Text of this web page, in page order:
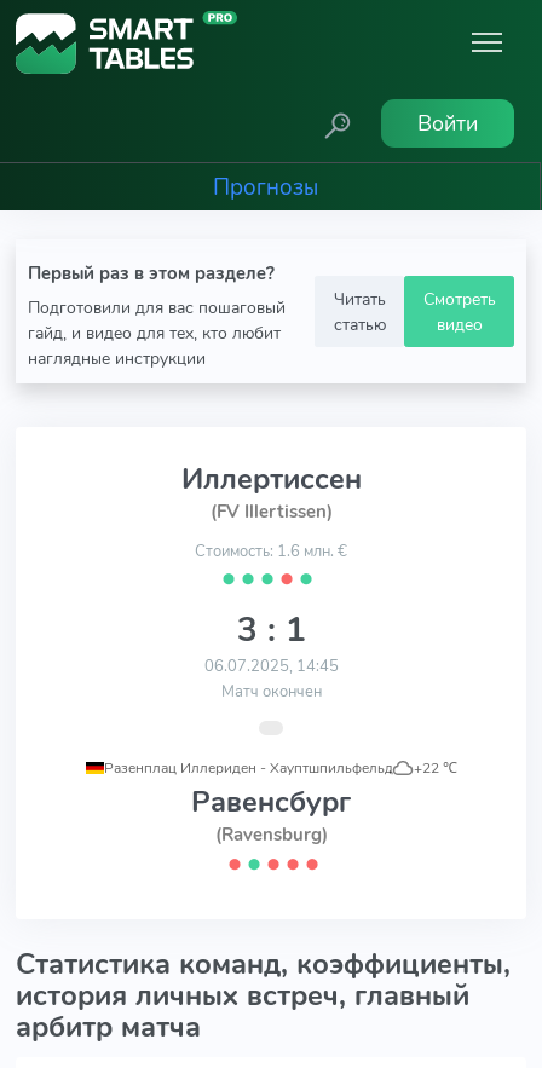
Войти
Прогнозы
Первый раз в этом разделе?
Подготовили для вас пошаговый
гайд, и видео для тех, кто любит
наглядные инструкции
Читать
статью
Смотреть
видео
Иллертиссен
(FV Illertissen)
Стоимость: 1.6 млн. €
⬤ ⬤ ⬤ ⬤ ⬤
3 : 1
06.07.2025, 14:45
Матч окончен
Разенплац Иллериден - Хауптшпильфельд
, +22 ℃
Равенсбург
(Ravensburg)
⬤ ⬤ ⬤ ⬤ ⬤
Статистика команд, коэффициенты,
история личных встреч, главный
арбитр матча